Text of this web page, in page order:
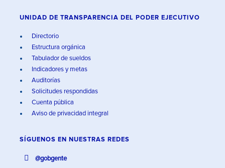
UNIDAD DE TRANSPARENCIA DEL PODER EJECUTIVO
Directorio
Estructura orgánica
Tabulador de sueldos
Indicadores y metas
Auditorías
Solicitudes respondidas
Cuenta pública
Aviso de privacidad integral
SÍGUENOS EN NUESTRAS REDES
@gobgente